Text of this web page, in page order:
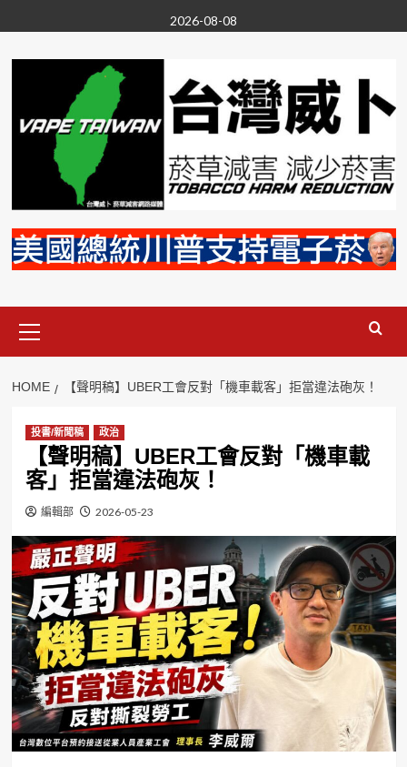
to
content
2026-08-08
Menu
HOME 【聲明稿】UBER工會反對「機車載客」拒當違法砲灰！
投書/新聞稿 政治
【聲明稿】UBER工會反對「機車載
客」拒當違法砲灰！
編輯部 2026-05-23